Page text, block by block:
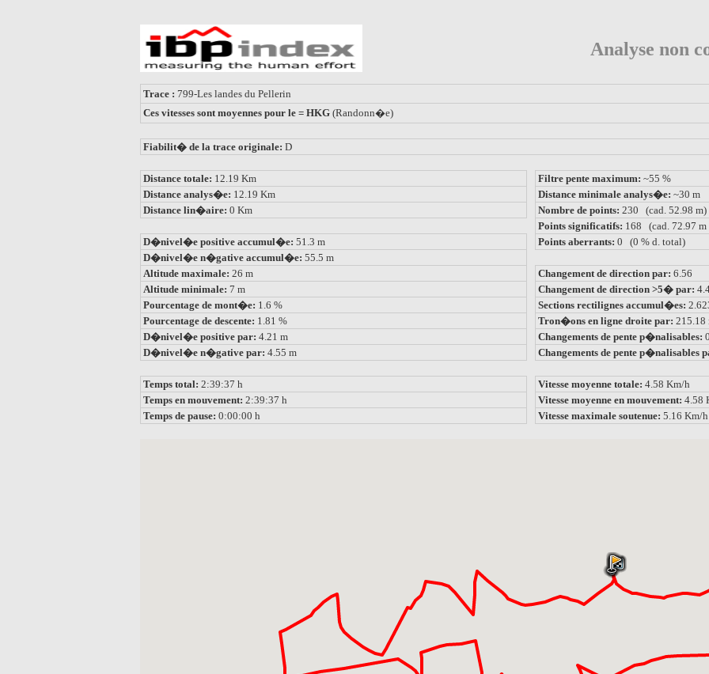
Analyse non
Trace : 799-Les landes du Pellerin
Ces vitesses sont moyennes pour le = HKG (Randonn�e)
Fiabilit� de la trace originale: D
Distance totale: 12.19 Km
Distance analys�e: 12.19 Km
Distance lin�aire: 0 Km
D�nivel�e positive accumul�e: 51.3 m
D�nivel�e n�gative accumul�e: 55.5 m
Altitude maximale: 26 m
Altitude minimale: 7 m
Pourcentage de mont�e: 1.6 %
Pourcentage de descente: 1.81 %
D�nivel�e positive par: 4.21 m
D�nivel�e n�gative par: 4.55 m
Temps total: 2:39:37 h
Temps en mouvement: 2:39:37 h
Temps de pause: 0:00:00 h
Filtre pente maximum: ~55 %
Distance minimale analys�e: ~30 m
Nombre de points: 230 (cad. 52.98 m)
Points significatifs: 168 (cad. 72.97 m
Points aberrants: 0 (0 % d. total)
Changement de direction par: 6.56
Changement de direction >5� par:
Sections rectilignes accumul�es:
Tron�ons en ligne droite par: 215.18
Changements de pente p�nalisables:
Changements de pente p�nalisables
Vitesse moyenne totale: 4.58 Km/h
Vitesse moyenne en mouvement: 4.58
Vitesse maximale soutenue: 5.16 Km/h